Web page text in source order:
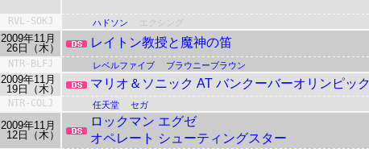
RVL-SOKJ ハドソン エクシング
2009年11月
26日（木）
レイトン教授と魔神の笛
NTR-BLFJ
レベルファイブ ブラウニーブラウン
2009年11月
19日（木）
マリオ＆ソニック AT バンクーバーオリンピック
NTR-COLJ 任天堂 セガ
2009年11月
12日（木）
ロックマン エグゼ
オペレート シューティングスター